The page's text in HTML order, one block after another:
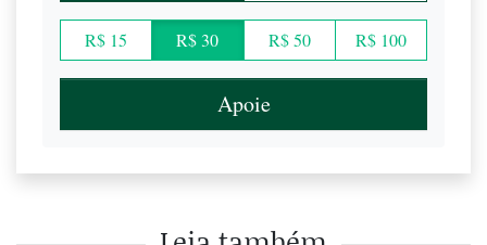
R$ 15 R$ 30 R$ 50 R$ 100
Apoie